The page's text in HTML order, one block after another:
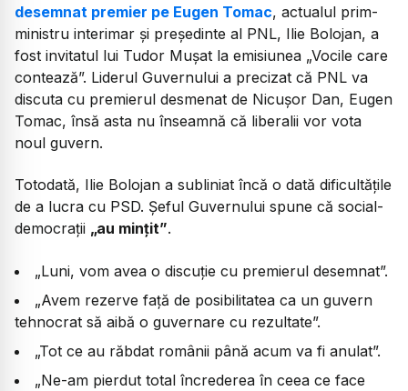
desemnat premier pe Eugen Tomac, actualul prim-
ministru interimar și președinte al PNL, Ilie Bolojan, a
fost invitatul lui Tudor Mușat la emisiunea „Vocile care
contează”. Liderul Guvernului a precizat că PNL va
discuta cu premierul desmenat de Nicușor Dan, Eugen
Tomac, însă asta nu înseamnă că liberalii vor vota
noul guvern.
Totodată, Ilie Bolojan a subliniat încă o dată dificultățile
de a lucra cu PSD. Șeful Guvernului spune că social-
democrații „au mințit”.
„Luni, vom avea o discuție cu premierul desemnat”.
„​Avem rezerve față de posibilitatea ca un guvern
tehnocrat să aibă o guvernare cu rezultate”.
„Tot ce au răbdat românii până acum va fi anulat”.
„Ne-am pierdut total încrederea în ceea ce face